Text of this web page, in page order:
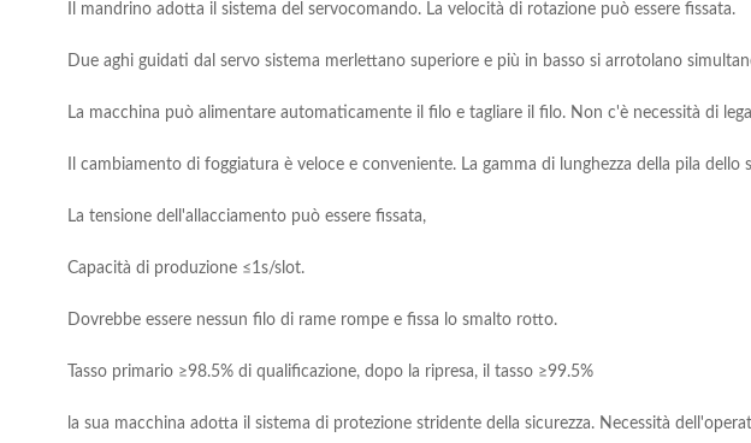
Il mandrino adotta il sistema del servocomando. La velocità di rotazione può essere fissata.
Due aghi guidati dal servo sistema merlettano superiore e più in basso si arrotolano
La macchina può alimentare automaticamente il filo e tagliare il filo. Non c'è necessità di
Il cambiamento di foggiatura è veloce e conveniente. La gamma di lunghezza della pila
La tensione dell'allacciamento può essere fissata,
Capacità di produzione ≤1s/slot.
Dovrebbe essere nessun filo di rame rompe e fissa lo smalto rotto.
Tasso primario ≥98.5% di qualificazione, dopo la ripresa, il tasso ≥99.5%
la sua macchina adotta il sistema di protezione stridente della sicurezza. Necessità